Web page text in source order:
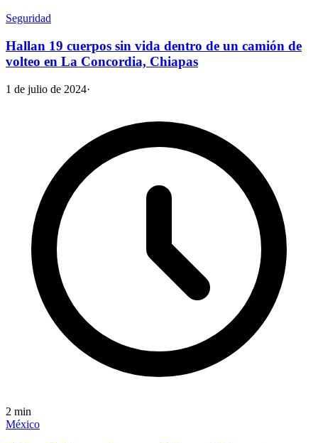
Seguridad
Hallan 19 cuerpos sin vida dentro de un camión de
volteo en La Concordia, Chiapas
1 de julio de 2024·
2 min
México